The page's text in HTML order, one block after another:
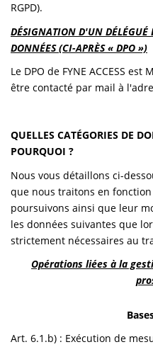
RGPD).
DÉSIGNATION D'UN DÉLÉGUÉ
DONNÉES (CI-APRÈS « DPO »)
Le DPO de FYNE ACCESS
être contacté par mail à
QUELLES CATÉGORIES DE
POURQUOI ?
Nous vous détaillons ci-
que nous traitons en
poursuivons ainsi que leur
les données suivantes que
strictement nécessaires au
Opérations liées à la
Art. 6.1.b) : Exécution de